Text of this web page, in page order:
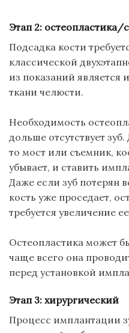
Этап 2: остеопластика/
Подсадка кости
классической
из показаний
ткани челюсти.
Необходимость
дольше отсутствует
то мост или съемник,
убывает, и ставить
Даже если зуб потерян
кость уже проседает,
требуется увеличение
Остеопластика может
чаще всего она
перед установкой
Этап 3: хирургический
Процесс имплантации